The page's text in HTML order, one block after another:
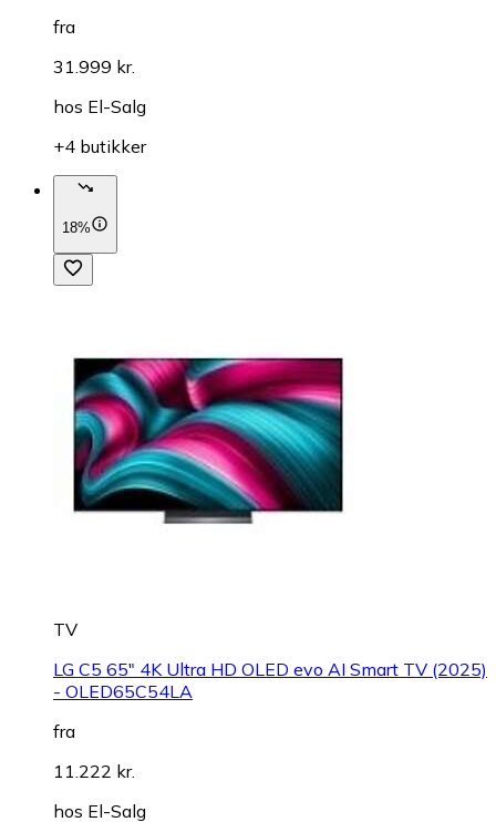
fra
31.999 kr.
hos El-Salg
+4 butikker
18%
TV
LG C5 65" 4K Ultra HD OLED evo AI Smart TV (2025)
- OLED65C54LA
fra
11.222 kr.
hos El-Salg